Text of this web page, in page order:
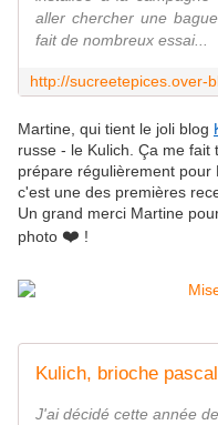
aller chercher une
fait de nombreux essai...
Martine, qui tient le joli blog
russe - le Kulich. Ça me fait
prépare régulièrement pour
c'est une des premières
Un grand merci Martine
photo ❤️ !
Kulich, brioche
J'ai décidé cette année